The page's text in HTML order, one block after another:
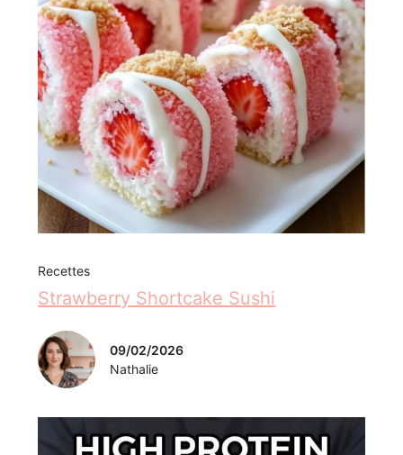
Recettes
Strawberry Shortcake Sushi
09/02/2026
Nathalie